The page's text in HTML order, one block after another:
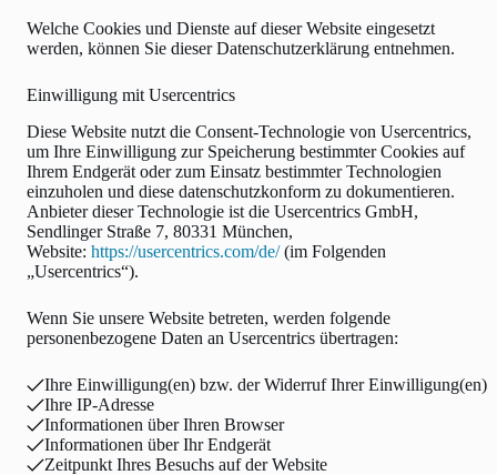
Welche Cookies und Dienste auf dieser Website eingesetzt
werden, können Sie dieser Datenschutzerklärung entnehmen.
Einwilligung mit Usercentrics
Diese Website nutzt die Consent-Technologie von Usercentrics,
um Ihre Einwilligung zur Speicherung bestimmter Cookies auf
Ihrem Endgerät oder zum Einsatz bestimmter Technologien
einzuholen und diese datenschutzkonform zu dokumentieren.
Anbieter dieser Technologie ist die Usercentrics GmbH,
Sendlinger Straße 7, 80331 München,
Website: https://usercentrics.com/de/(im Folgenden
„Usercentrics“).
Wenn Sie unsere Website betreten, werden folgende
personenbezogene Daten an Usercentrics übertragen:
Ihre Einwilligung(en) bzw. der Widerruf Ihrer Einwilligung(en)
Ihre IP-Adresse
Informationen über Ihren Browser
Informationen über Ihr Endgerät
Zeitpunkt Ihres Besuchs auf der Website